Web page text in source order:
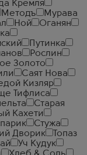
Кремля
Методъ
Мурава
Ной
Оганян
Путинка
Рослин
Золото
Саят Нова
Кизляр
Тифлиса
Старая
Кахети
Стужа
Дворик
Топаз
Уч Кудук